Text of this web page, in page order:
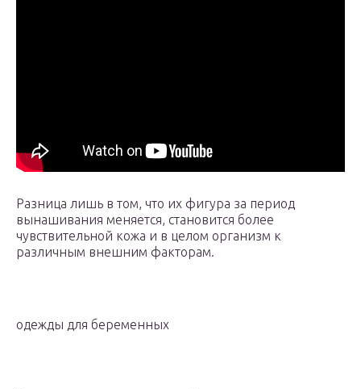
Разница лишь в том, что их фигура за период
вынашивания меняется, становится более
чувствительной кожа и в целом организм к
различным внешним факторам.
одежды для беременных